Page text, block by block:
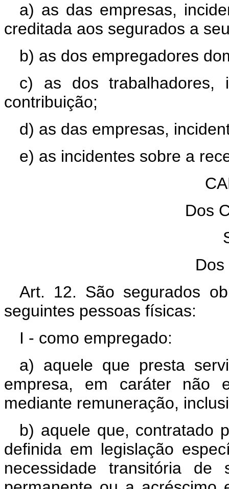
a) as das empresas,
creditada aos segurados a
b) as dos empregadores
c) as dos trabalhadores,
contribuição;
d) as das empresas,
e) as incidentes sobre a
Dos
Art. 12. São segurados
seguintes pessoas físicas:
I - como empregado:
a) aquele que presta
empresa, em caráter não
mediante remuneração,
b) aquele que, contratado
definida em legislação
necessidade transitória